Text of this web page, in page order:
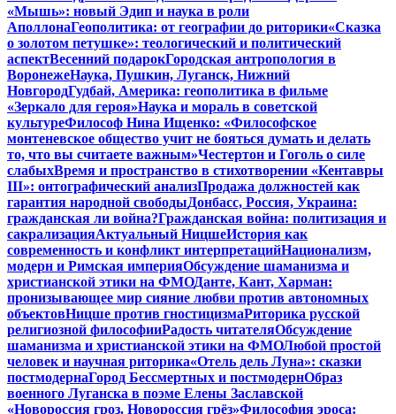
«Мышь»: новый Эдип и наука в роли
АполлонаГеополитика: от географии до риторики«Сказка
о золотом петушке»: теологический и политический
аспектВесенний подарокГородская антропология в
ВоронежеНаука, Пушкин, Луганск, Нижний
НовгородГудбай, Америка: геополитика в фильме
«Зеркало для героя»Наука и мораль в советской
культуреФилософ Нина Ищенко: «Философское
монтеневское общество учит не бояться думать и делать
то, что вы считаете важным»Честертон и Гоголь о силе
слабыхВремя и пространство в стихотворении «Кентавры
III»: онтографический анализПродажа должностей как
гарантия народной свободыДонбасс, Россия, Украина:
гражданская ли война?Гражданская война: политизация и
сакрализацияАктуальный НицшеИстория как
современность и конфликт интерпретацийНационализм,
модерн и Римская империяОбсуждение шаманизма и
христианской этики на ФМОДанте, Кант, Харман:
пронизывающее мир сияние любви против автономных
объектовНицше против гностицизмаРиторика русской
религиозной философииРадость читателяОбсуждение
шаманизма и христианской этики на ФМОЛюбой простой
человек и научная риторика«Отель дель Луна»: сказки
постмодернаГород Бессмертных и постмодернОбраз
военного Луганска в поэме Елены Заславской
«Новороссия гроз. Новороссия грёз»Философия эроса: